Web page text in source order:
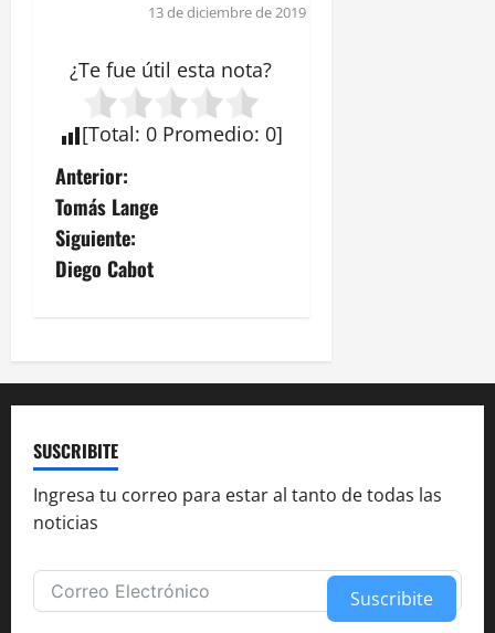
13 de diciembre de 2019
¿Te fue útil esta nota?
[Total: 0 Promedio: 0]
N
a
v
g
a
c
i
n
Anterior:
Tomás Lange
Siguiente:
Diego Cabot
SUSCRIBITE
Ingresa tu correo para estar al tanto de todas las
noticias
Suscribite